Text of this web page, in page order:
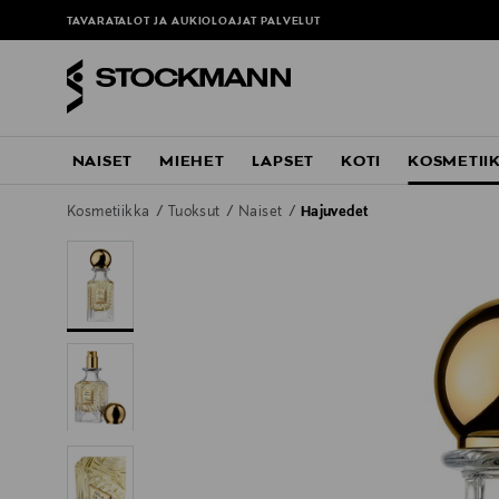
TAVARATALOT JA AUKIOLOAJAT PALVELUT
NAISET MIEHET LAPSET KOTI
Kosmetiikka Tuoksut Naiset Hajuvedet